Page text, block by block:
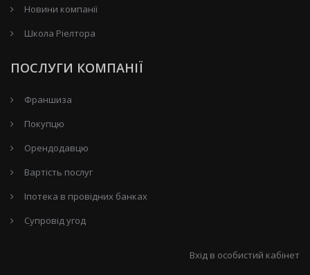
Новини компанії
Школа Ріелтора
ПОСЛУГИ КОМПАНІЇ
Франшиза
Покупцю
Орендодавцю
Вартість послуг
Іпотека в провідних банках
Супровід угод
Вхід в особистий кабінет